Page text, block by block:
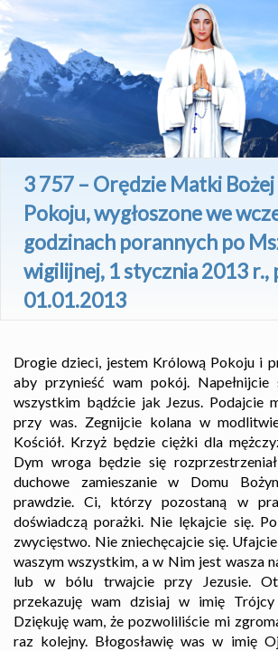
3 757 – Orędzie Matki
Pokoju, wygłoszone we
godzinach porannych po
wigilijnej, 1 stycznia 2013 r.,
01.01.2013
Drogie dzieci, jestem Królową Pokoju i
aby przynieść wam pokój.
wszystkim bądźcie jak Jezus. Podajcie
przy was. Zegnijcie kolana w
Kościół. Krzyż będzie ciężki dla
Dym wroga będzie się
duchowe zamieszanie w Domu
prawdzie. Ci, którzy pozostaną w
doświadczą porażki. Nie lękajcie się.
zwycięstwo. Nie zniechęcajcie się.
waszym wszystkim, a w Nim jest wasza
lub w bólu trwajcie przy Jezusie.
przekazuję wam dzisiaj w imię Trójcy
Dziękuję wam, że pozwoliliście mi
raz kolejny. Błogosławię was w imię